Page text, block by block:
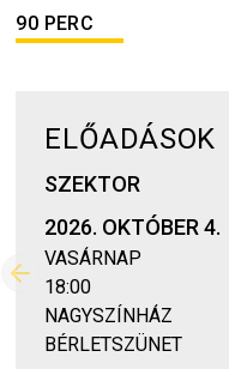
90 PERC
ELŐADÁSOK
SZEKTOR
2026. OKTÓBER 4.
VASÁRNAP
18:00
NAGYSZÍNHÁZ
BÉRLETSZÜNET
Előző